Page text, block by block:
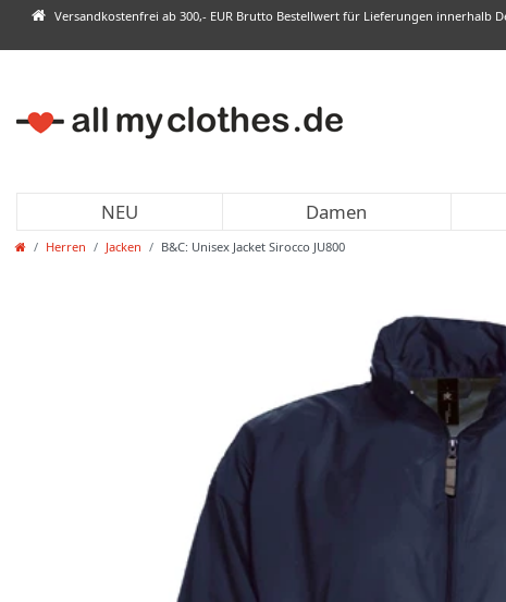
Versandkostenfrei ab 300,- EUR Brutto Bestellwert für Lieferungen innerhalb
NEU Damen
Herren Jacken B&C: Unisex Jacket Sirocco JU800